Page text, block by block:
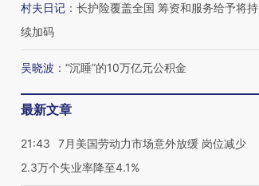
村夫日记 ： 长护险覆盖全国 筹资和服务给予将持
续加码
吴晓波 ： “沉睡”的10万亿元公积金
最新文章
21:43
7月美国劳动力市场意外放缓 岗位减少
2.3万个失业率降至4.1%